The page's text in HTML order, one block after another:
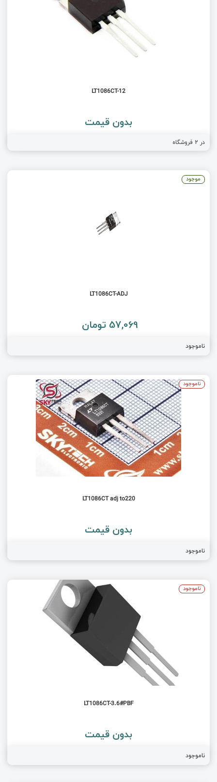
LT1086CT-12
بدون قیمت
در 2 فروشگاه
LT1086CT-ADJ
57,069 تومان
ناموجود
موجود
LT1086CT adj to220
بدون قیمت
ناموجود
ناموجود
LT1086CT-3.6#PBF
بدون قیمت
ناموجود
ناموجود